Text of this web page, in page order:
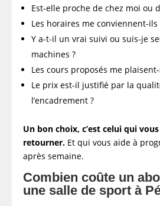
Est-elle proche de chez moi ou
Les horaires me conviennent-ils
Y a-t-il un vrai suivi ou suis-je
machines ?
Les cours proposés me
Le prix est-il justifié par la
l’encadrement ?
Un bon choix, c’est celui qui
retourner. Et qui vous aide à
après semaine.
Combien coûte un
une salle de sport à